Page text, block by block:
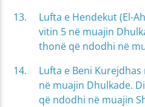
Lufta e Hendekut (El-
vitin 5 në muajin
thonë që ndodhi në
Lufta e Beni
në muajin Dhulkade.
që ndodhi në muajin